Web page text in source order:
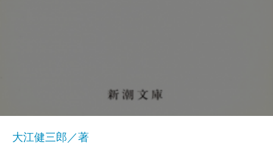
大江健三郎／著